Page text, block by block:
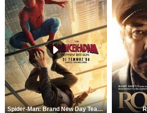
Spider-Man: Brand New Day Teaser